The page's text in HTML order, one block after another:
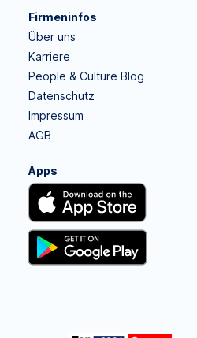
Firmeninfos
Über uns
Karriere
People & Culture Blog
Datenschutz
Impressum
AGB
Apps